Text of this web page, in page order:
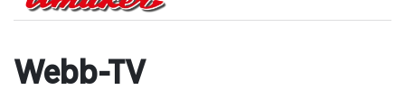
Webb-TV